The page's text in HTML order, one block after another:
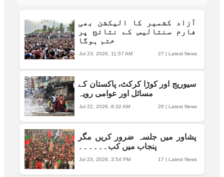
آزاد کشمیر کا الیکشن بھی
فارم سنتالیس کے نتائج پر
ختم ہوگا
27 | Latest News
Jul 23, 2026, 11:57 AM
سیوریج اور کوڑا کرکٹ، پاکستان کے
مسائل اور عوامی رویہ
20 | Latest News
Jul 22, 2026, 8:32 AM
پشاور میں جلسہ ضرور کریں مگر
پنجاب میں کب۔۔۔۔۔۔
17 | Latest News
Jul 23, 2026, 3:54 PM